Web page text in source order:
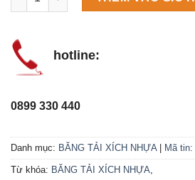
hotline:
0899 330 440
Danh mục: BĂNG TẢI XÍCH NHỰA | Mã tin:
Từ khóa: BĂNG TẢI XÍCH NHỰA